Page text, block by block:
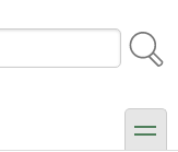
toggle